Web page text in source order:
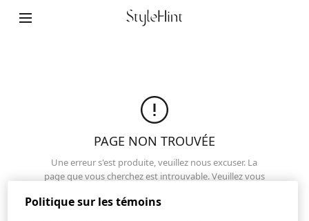
Paramètres relatifs aux témoins
PAGE NON TROUVÉE
Une erreur s'est produite, veuillez nous excuser. La
page que vous cherchez est introuvable. Veuillez vous
page.
Politique sur les témoins